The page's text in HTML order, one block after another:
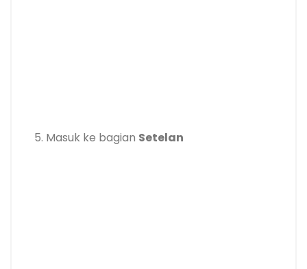
5. Masuk ke bagian Setelan